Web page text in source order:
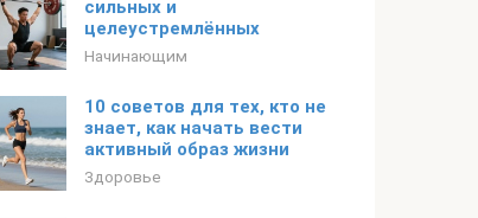
сильных и
целеустремлённых
Начинающим
10 советов для тех, кто не
знает, как начать вести
активный образ жизни
Здоровье